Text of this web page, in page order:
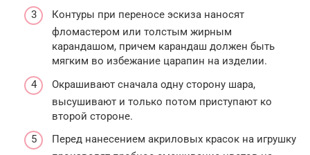
Контуры при переносе эскиза наносят
фломастером или толстым жирным
карандашом, причем карандаш должен быть
мягким во избежание царапин на изделии.
Окрашивают сначала одну сторону шара,
высушивают и только потом приступают ко
второй стороне.
Перед нанесением акриловых красок на игрушку